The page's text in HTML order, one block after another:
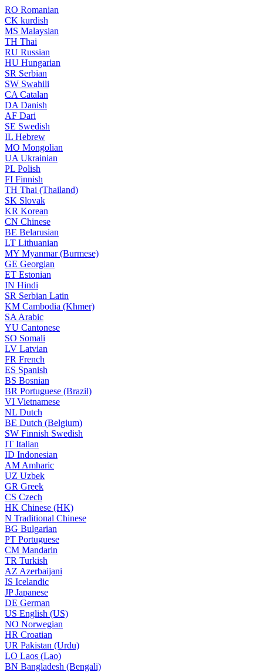
RO Romanian
CK kurdish
MS Malaysian
TH Thai
RU Russian
HU Hungarian
SR Serbian
SW Swahili
CA Catalan
DA Danish
AF Dari
SE Swedish
IL Hebrew
MO Mongolian
UA Ukrainian
PL Polish
FI Finnish
TH Thai (Thailand)
SK Slovak
KR Korean
CN Chinese
BE Belarusian
LT Lithuanian
MY Myanmar (Burmese)
GE Georgian
ET Estonian
IN Hindi
SR Serbian Latin
KM Cambodia (Khmer)
SA Arabic
YU Cantonese
SO Somali
LV Latvian
FR French
ES Spanish
BS Bosnian
BR Portuguese (Brazil)
VI Vietnamese
NL Dutch
BE Dutch (Belgium)
SW Finnish Swedish
IT Italian
ID Indonesian
AM Amharic
UZ Uzbek
GR Greek
CS Czech
HK Chinese (HK)
N Traditional Chinese
BG Bulgarian
PT Portuguese
CM Mandarin
TR Turkish
AZ Azerbaijani
IS Icelandic
JPJapanese
DE German
US English (US)
NO Norwegian
HR Croatian
UR Pakistan (Urdu)
LO Laos (Lao)
BN Bangladesh (Bengali)